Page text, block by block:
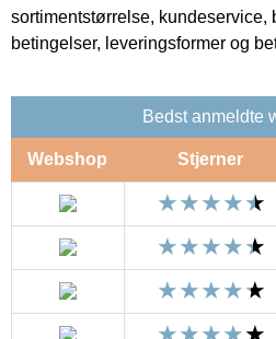
sortimentstørrelse, kundeservice,
betingelser, leveringsformer og
Bedst anmeldte
Webshop Stjerner